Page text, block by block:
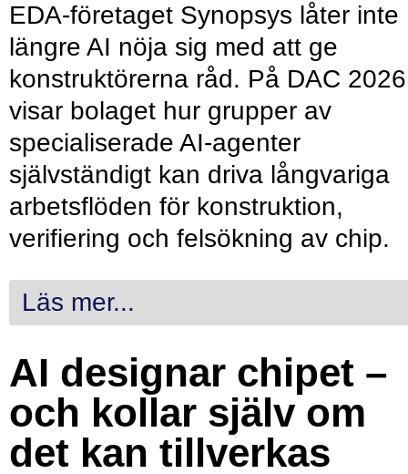
EDA-företaget Synopsys låter inte
längre AI nöja sig med att ge
konstruktörerna råd. På DAC 2026
visar bolaget hur grupper av
specialiserade AI-agenter
självständigt kan driva långvariga
arbetsflöden för konstruktion,
verifiering och felsökning av chip.
Läs mer...
AI designar chipet –
och kollar själv om
det kan tillverkas